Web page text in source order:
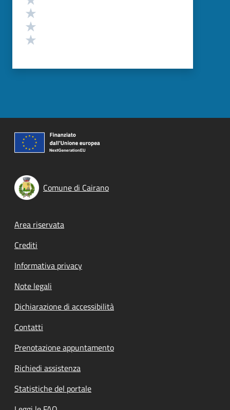
Comune di Cairano
Footer menu
Area riservata
Crediti
Informativa privacy
Note legali
Dichiarazione di accessibilità
Contatti
Prenotazione appuntamento
Richiedi assistenza
Statistiche del portale